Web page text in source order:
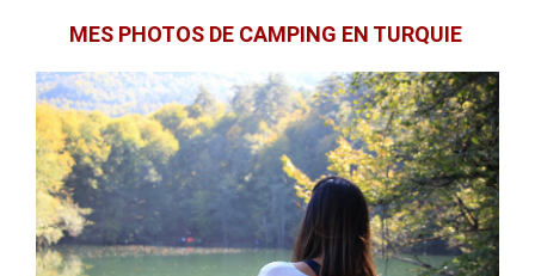
MES PHOTOS DE CAMPING EN TURQUIE